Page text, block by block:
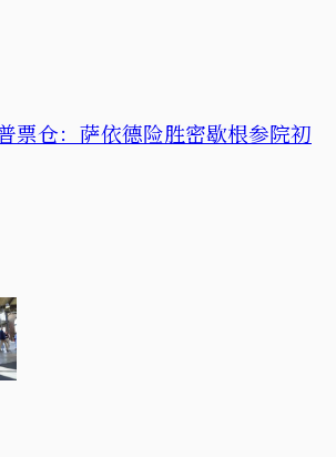
票仓：萨依德险胜密歇根参院初